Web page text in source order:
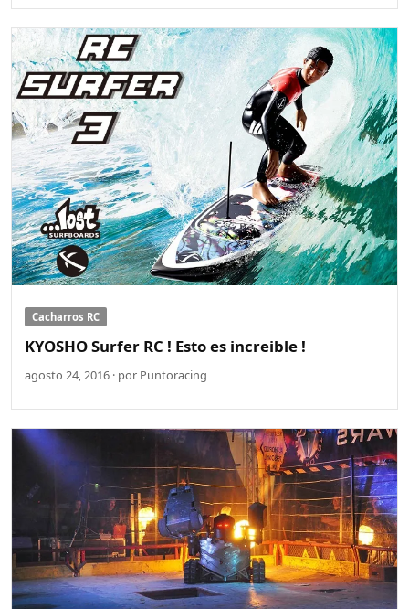
Cacharros RC
KYOSHO Surfer RC ! Esto es increible !
agosto 24, 2016 · por Puntoracing